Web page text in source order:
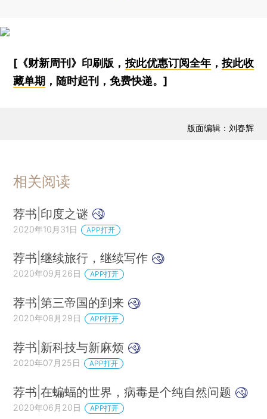
[《财新周刊》印刷版， 按此优惠订阅全年， 按此收
藏单期 ，随时起刊，免费快递。]
版面编辑：刘春辉
相关阅读
荐书|印度之谜
2020年10月31日 APP打开
荐书|继续旅行，继续写作
2020年09月26日 APP打开
荐书|第三帝国的到来
2020年08月29日 APP打开
荐书|新科技与新麻烦
2020年07月25日 APP打开
荐书|在蝙蝠的世界，病毒是个纯自然问题
2020年06月20日 APP打开